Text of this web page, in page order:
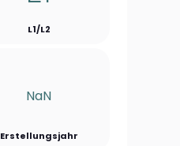
L1/L2
NaN
Erstellungsjahr